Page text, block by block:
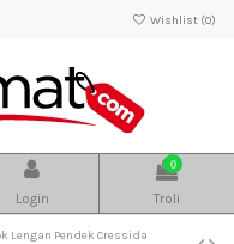
Wishlist (0)
Login
0
Troli
Lengan Pendek Cressida